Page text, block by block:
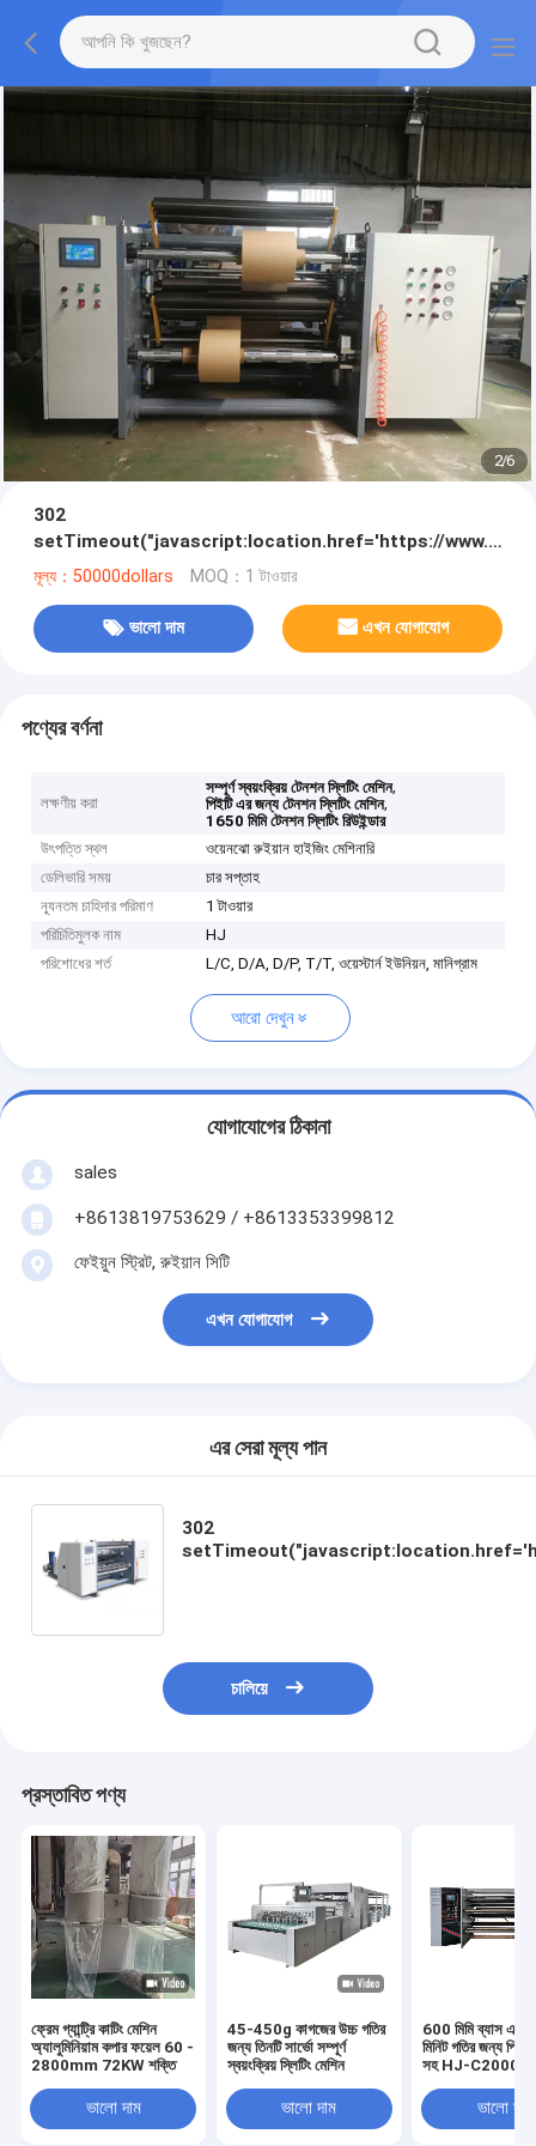
2/6
302
setTimeout("javascript:location.href='https://
50);
মূল্য：50000dollars MOQ：1 টাওয়ার
ভালো দাম এখন যোগাযোগ
পণ্যের বর্ণনা
লক্ষণীয় করা
সম্পূর্ণ স্বয়ংক্রিয় টেনশন স্লিটিং মেশিন,
পিইটি এর জন্য টেনশন স্লিটিং মেশিন,
1650 মিমি টেনশন স্লিটিং রিউইন্ডার
উৎপত্তি স্থল
ওয়েনঝো রুইয়ান হাইজিং মেশিনারি
ডেলিভারি সময়
চার সপ্তাহ
ন্যূনতম চাহিদার পরিমাণ
1 টাওয়ার
পরিচিতিমুলক নাম
HJ
পরিশোধের শর্ত
L/C, D/A, D/P, T/T, ওয়েস্টার্ন ইউনিয়ন, মানিগ্রাম
আরো দেখুন
যোগাযোগের ঠিকানা
sales
+8613819753629 / +8613353399812
ফেইয়ুন স্ট্রিট, রুইয়ান সিটি
এখন যোগাযোগ
এর সেরা মূল্য পান
302
চালিয়ে
প্রস্তাবিত পণ্য
ফ্রেম গ্যান্ট্রি কাটিং মেশিন
অ্যালুমিনিয়াম কপার ফয়েল 60 -
2800mm 72KW শক্তি
ভালো দাম
45-450g কাগজের উচ্চ গতির
জন্য তিনটি সার্ভো সম্পূর্ণ
স্বয়ংক্রিয় স্লিটিং মেশিন
ভালো দাম
600 মিমি ব্যাস
মিনিট গতির জন্য
সহ HJ-C2000-III
ভালো দাম